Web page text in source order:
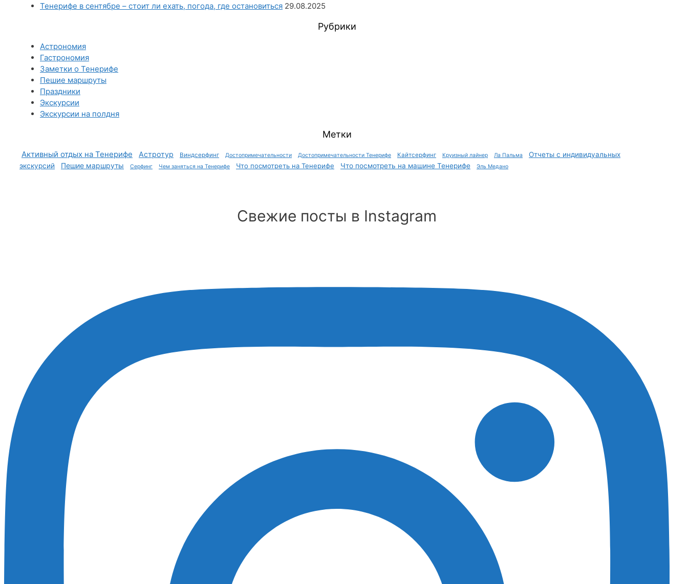
Тенерифе в сентябре – стоит ли ехать, погода, где остановиться 29.08.2025
Рубрики
Астрономия
Гастрономия
Заметки о Тенерифе
Пешие маршруты
Праздники
Экскурсии
Экскурсии на полдня
Метки
Активный отдых на Тенерифе Астротур Виндсерфинг Достопримечательности Достопримечательности Тенерифе Кайтсерфинг Круизный лайнер Ла Пальма
Отчеты с индивидуальных
экскурсий
Пешие маршруты Серфинг Чем заняться на Тенерифе Что посмотреть на Тенерифе Что посмотреть на машине Тенерифе Эль Медано
Свежие посты в Instagram